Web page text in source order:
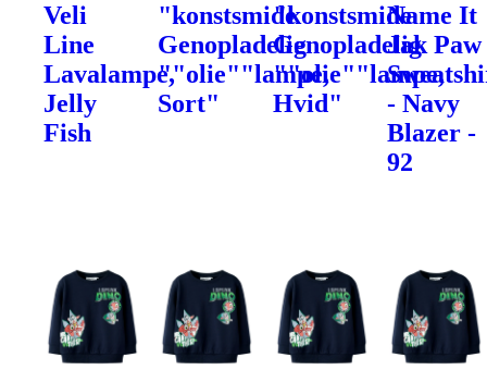
Veli
Line
Lavalampe,
Jelly
Fish
"konstsmide
Genopladelig
""olie""lampe,
Sort"
"konstsmide
Genopladelig
""olie""lampe,
Hvid"
Name It
Jak Paw
- Navy
Blazer -
92